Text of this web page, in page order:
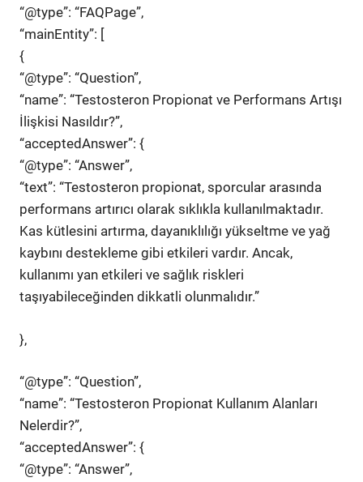
“@type”: “FAQPage”,
“mainEntity”: [
{
“@type”: “Question”,
“name”: “Testosteron Propionat ve Performans Artışı
İlişkisi Nasıldır?”,
“acceptedAnswer”: {
“@type”: “Answer”,
“text”: “Testosteron propionat, sporcular arasında
performans artırıcı olarak sıklıkla kullanılmaktadır.
Kas kütlesini artırma, dayanıklılığı yükseltme ve yağ
kaybını destekleme gibi etkileri vardır. Ancak,
kullanımı yan etkileri ve sağlık riskleri
taşıyabileceğinden dikkatli olunmalıdır.”
},
“@type”: “Question”,
“name”: “Testosteron Propionat Kullanım Alanları
Nelerdir?”,
“acceptedAnswer”: {
“@type”: “Answer”,